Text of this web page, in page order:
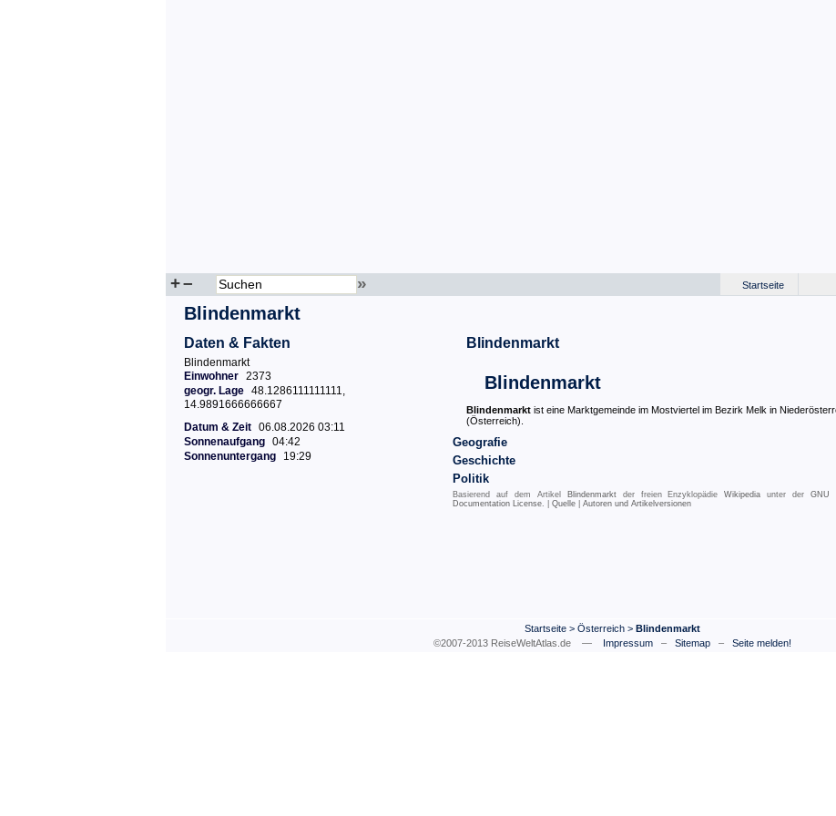
+– » Startseite
Blindenmarkt
Daten & Fakten
Blindenmarkt
Einwohner 2373
geogr. Lage 48.1286111111111,
14.9891666666667
Datum & Zeit 06.08.2026 03:11
Sonnenaufgang 04:42
Sonnenuntergang
19:29
Blindenmarkt
Blindenmarkt
Blindenmarkt ist eine Marktgemeinde im Mostviertel im Bezirk Melk in
(Österreich).
Geografie
Geschichte
Politik
Basierend auf dem Artikel Blindenmarktder freien EnzyklopädieWikipedia unter derGNU
Documentation License. | Quelle Autoren und Artikelversionen
Startseite> Österreich> Blindenmarkt
©2007-2013 ReiseWeltAtlas.de —
Impressum– Sitemap– Seite melden!